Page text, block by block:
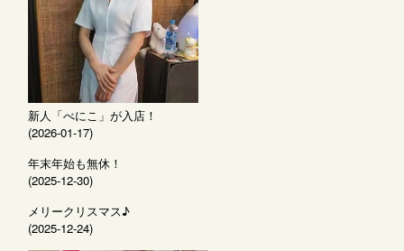
新人「べにこ」が入店！
(2026-01-17)
年末年始も無休！
(2025-12-30)
メリークリスマス♪
(2025-12-24)